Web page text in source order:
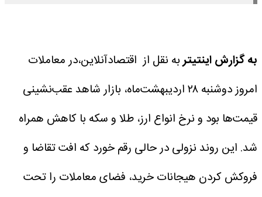
به گزارش اینتیتربه نقل از اقتصادآنلاین،در معاملات
امروز دوشنبه ۲۸ اردیبهشت‌ماه، بازار شاهد عقب‌نشینی
قیمت‌ها بود و نرخ انواع ارز، طلا و سکه با کاهش همراه
شد. این روند نزولی در حالی رقم خورد که افت تقاضا و
فروکش کردن هیجانات خرید، فضای معاملات را تحت